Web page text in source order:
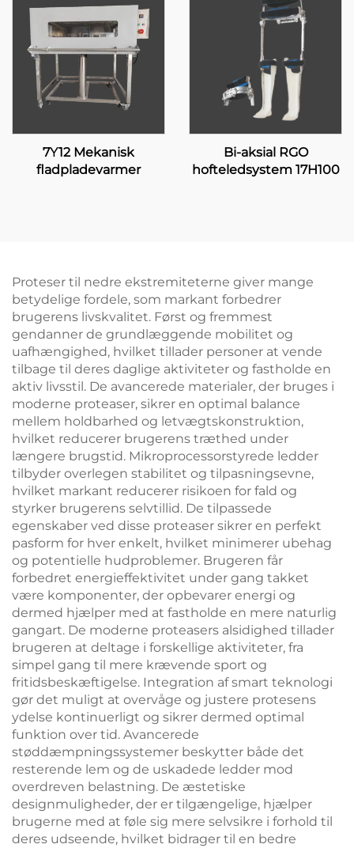
7Y12 Mekanisk
fladpladevarmer
Bi-aksial RGO
hofteledsystem 17H100
Proteser til nedre ekstremiteterne giver mange
betydelige fordele, som markant forbedrer
brugerens livskvalitet. Først og fremmest
gendanner de grundlæggende mobilitet og
uafhængighed, hvilket tillader personer at vende
tilbage til deres daglige aktiviteter og fastholde en
aktiv livsstil. De avancerede materialer, der bruges i
moderne proteaser, sikrer en optimal balance
mellem holdbarhed og letvægtskonstruktion,
hvilket reducerer brugerens træthed under
længere brugstid. Mikroprocessorstyrede ledder
tilbyder overlegen stabilitet og tilpasningsevne,
hvilket markant reducerer risikoen for fald og
styrker brugerens selvtillid. De tilpassede
egenskaber ved disse proteaser sikrer en perfekt
pasform for hver enkelt, hvilket minimerer ubehag
og potentielle hudproblemer. Brugeren får
forbedret energieffektivitet under gang takket
være komponenter, der opbevarer energi og
dermed hjælper med at fastholde en mere naturlig
gangart. De moderne proteasers alsidighed tillader
brugeren at deltage i forskellige aktiviteter, fra
simpel gang til mere krævende sport og
fritidsbeskæftigelse. Integration af smart teknologi
gør det muligt at overvåge og justere protesens
ydelse kontinuerligt og sikrer dermed optimal
funktion over tid. Avancerede
støddæmpningssystemer beskytter både det
resterende lem og de uskadede ledder mod
overdreven belastning. De æstetiske
designmuligheder, der er tilgængelige, hjælper
brugerne med at føle sig mere selvsikre i forhold til
deres udseende, hvilket bidrager til en bedre